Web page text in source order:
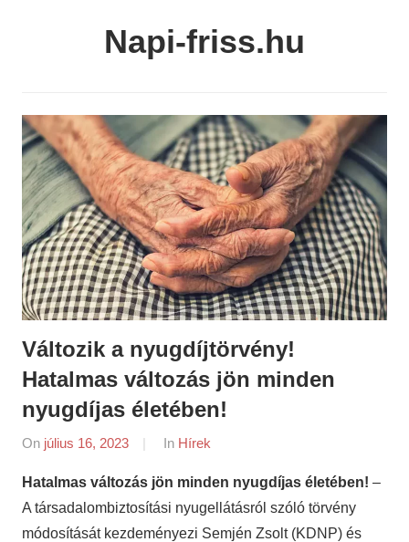
Napi-friss.hu
Változik a nyugdíjtörvény!
Hatalmas változás jön minden
nyugdíjas életében!
On július 16, 2023
By
In Hírek
Hatalmas változás jön minden nyugdíjas életében! –
A társadalombiztosítási nyugellátásról szóló törvény
módosítását kezdeményezi Semjén Zsolt (KDNP) és